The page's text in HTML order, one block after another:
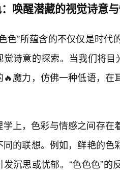
唤醒潜藏的视觉诗意
色”所蕴含的不仅仅是时
觉诗意的探索。当我们将
🔥魔力，仿佛一种低语，
学上，色彩与情感之间存在
同的联想。例如，鲜艳的
发沉思或忧郁。“色色色”